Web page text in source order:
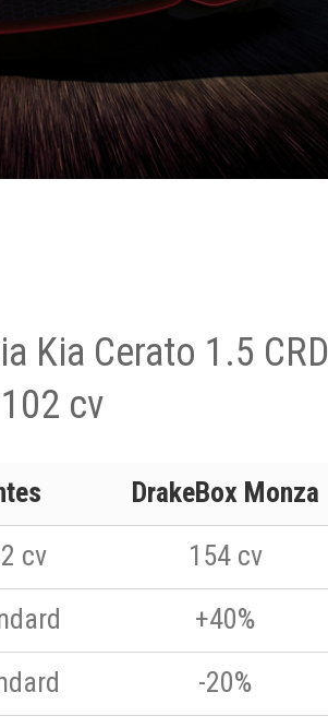
Kia Cerato 1.5
102 cv
DrakeBox Monza
cv
154 cv
+40%
-20%